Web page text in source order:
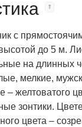
с
до 5 м.
на длинных
мелкие,
– желтоватого
зонтики.
цвета –